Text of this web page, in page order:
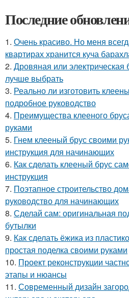
Последние
1. Очень красиво. Но меня
квартирах хранится куча
2. Дровяная или электрическая
лучше выбрать
3. Реально ли изготовить
подробное руководство
4. Преимущества клееного
руками
5. Гнем клееный брус своими
инструкция для начинающих
6. Как сделать клееный брус
инструкция
7. Поэтапное строительство
руководство для начинающих
8. Сделай сам: оригинальная
бутылки
9. Как сделать ёжика из
простая поделка своими руками
10. Проект реконструкции
этапы и нюансы
11. Современный дизайн